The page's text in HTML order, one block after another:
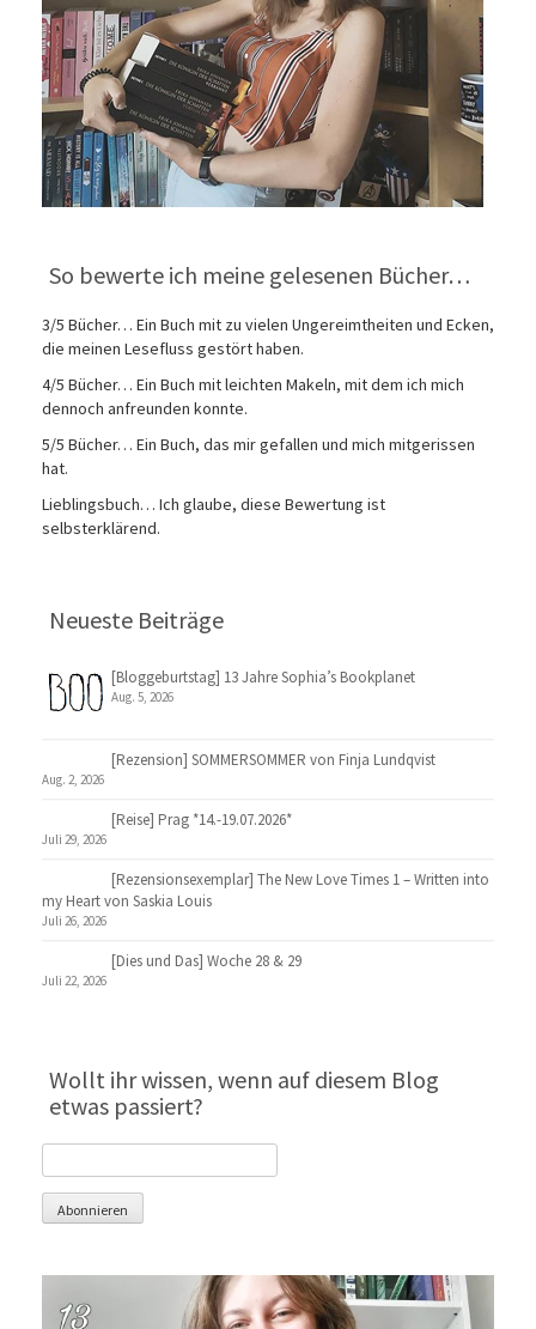
So bewerte ich meine gelesenen Bücher…
3/5 Bücher… Ein Buch mit zu vielen Ungereimtheiten und Ecken,
die meinen Lesefluss gestört haben.
4/5 Bücher… Ein Buch mit leichten Makeln, mit dem ich mich
dennoch anfreunden konnte.
5/5 Bücher… Ein Buch, das mir gefallen und mich mitgerissen
hat.
Lieblingsbuch… Ich glaube, diese Bewertung ist
selbsterklärend.
Neueste Beiträge
[Bloggeburtstag] 13 Jahre Sophia’s Bookplanet
Aug. 5, 2026
[Rezension] SOMMERSOMMER von Finja Lundqvist
Aug. 2, 2026
[Reise] Prag *14.-19.07.2026*
Juli 29, 2026
[Rezensionsexemplar] The New Love Times 1 – Written into
my Heart von Saskia Louis
Juli 26, 2026
[Dies und Das] Woche 28 & 29
Juli 22, 2026
Wollt ihr wissen, wenn auf diesem Blog
etwas passiert?